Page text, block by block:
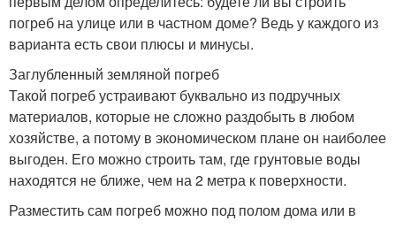
погреб на улице или в частном доме? Ведь у каждого из
варианта есть свои плюсы и минусы.
Заглубленный земляной погреб
Такой погреб устраивают буквально из подручных
материалов, которые не сложно раздобыть в любом
хозяйстве, а потому в экономическом плане он наиболее
выгоден. Его можно строить там, где грунтовые воды
находятся не ближе, чем на 2 метра к поверхности.
Разместить сам погреб можно под полом дома или в